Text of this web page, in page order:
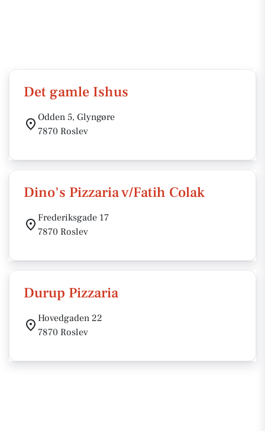
Det gamle Ishus
Odden 5, Glyngøre
7870 Roslev
Dino's Pizzaria v/Fatih Colak
Frederiksgade 17
7870 Roslev
Durup Pizzaria
Hovedgaden 22
7870 Roslev